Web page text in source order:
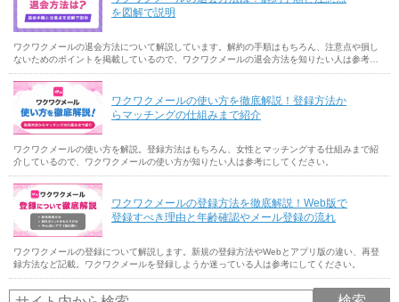
を図解で説明
ワクワクメールの退会方法について解説しています。解約の手順はもちろん、注意点や損し
ないためのポイントを掲載しているので、ワクワクメールの退会方法を知りたい人は参考に
してください。
ワクワクメールの使い方を徹底解説！登録方法か
らマッチングの仕組みまで紹介
ワクワクメールの使い方を解説。登録方法はもちろん、女性とマッチングする仕組みまで紹
介しているので、ワクワクメールの使い方が知りたい人は参考にしてください。
ワクワクメールの登録方法を徹底解説！Web版で
登録すべき理由と年齢確認やメール登録の流れ
ワクワクメールの登録について解説します。新規の登録方法やWebとアプリ版の違い、再登
録方法など記載。ワクワクメールを登録しようか迷っている人は参考にしてください。